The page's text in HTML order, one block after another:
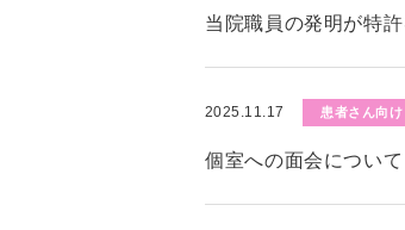
当院職員の発明が特
2025.11.17 患者さん向け
個室への面会につい